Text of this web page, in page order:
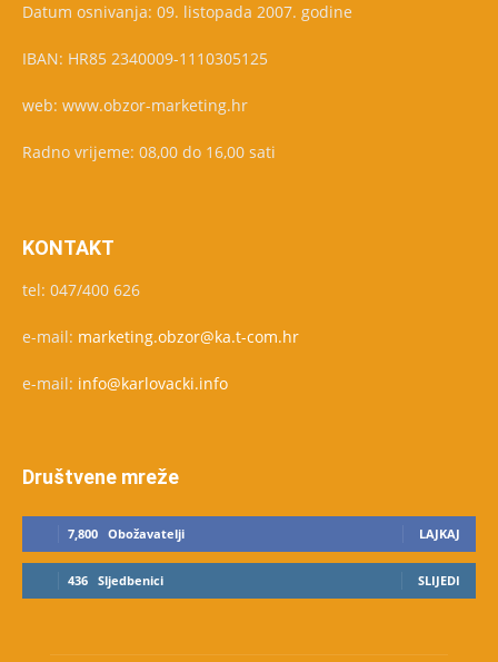
Datum osnivanja: 09. listopada 2007. godine
IBAN: HR85 2340009-1110305125
web: www.obzor-marketing.hr
Radno vrijeme: 08,00 do 16,00 sati
KONTAKT
tel: 047/400 626
e-mail: marketing.obzor@ka.t-com.hr
e-mail: info@karlovacki.info
Društvene mreže
7,800 Obožavatelji LAJKAJ
436 Sljedbenici SLIJEDI